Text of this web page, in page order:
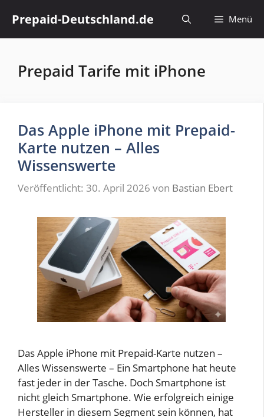
Inhalt
springen
Prepaid-Deutschland.de Menü
Prepaid Tarife mit iPhone
Das Apple iPhone mit Prepaid-
Karte nutzen – Alles
Wissenswerte
Veröffentlicht: 30. April 2026 von Bastian Ebert
Das Apple iPhone mit Prepaid-Karte nutzen –
Alles Wissenswerte – Ein Smartphone hat heute
fast jeder in der Tasche. Doch Smartphone ist
nicht gleich Smartphone. Wie erfolgreich einige
Hersteller in diesem Segment sein können, hat